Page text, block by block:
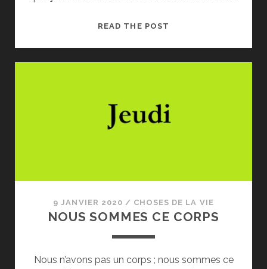
READ THE POST
POUSSIÈRE
9 JANVIER 2020 / CHOSES DE LA VIE
NOUS SOMMES CE CORPS
Nous n’avons pas un corps ; nous sommes ce